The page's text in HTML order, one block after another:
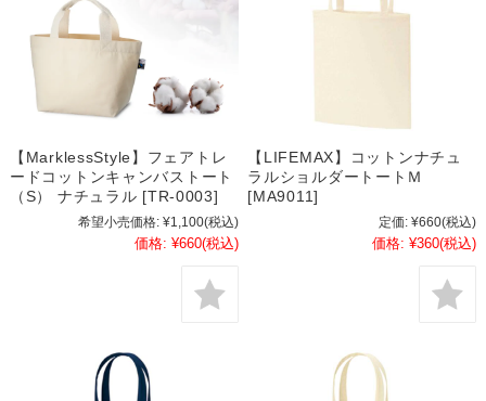
【MarklessStyle】フェアトレ
ードコットンキャンバストート
（S） ナチュラル [TR-0003]
希望小売価格: ¥1,100(税込)
価格: ¥660(税込)
【LIFEMAX】コットンナチュ
ラルショルダートートＭ
[MA9011]
定価: ¥660(税込)
価格: ¥360(税込)